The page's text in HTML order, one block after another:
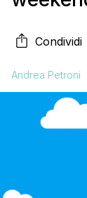
Condividi
Andrea Petroni